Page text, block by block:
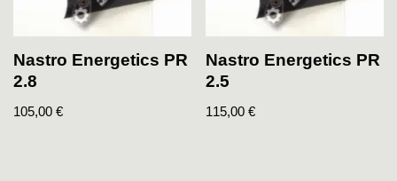
Nastro Energetics PR
2.8
105,00 €
Nastro Energetics PR
2.5
115,00€